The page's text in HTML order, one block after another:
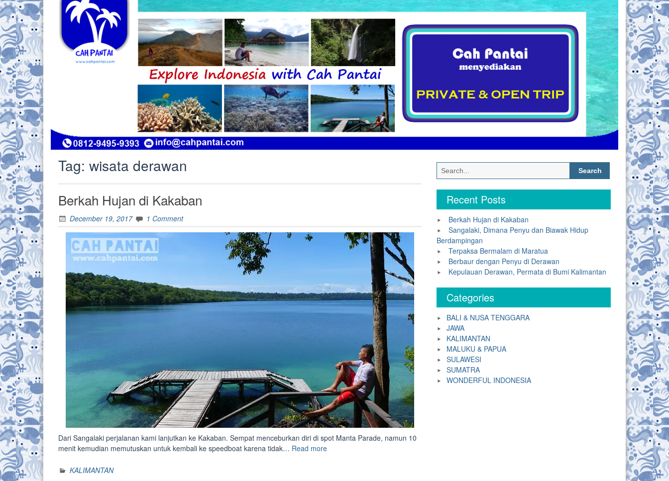
Tag: wisata derawan
Berkah Hujan di Kakaban
December 19, 2017 1 Comment
Dari Sangalaki perjalanan kami lanjutkan ke Kakaban. Sempat menceburkan diri di spot Manta Parade, namun 10
menit kemudian memutuskan untuk kembali ke speedboat karena tidak… Read more“Berkah
KALIMANTAN
Search
for:
Recent Posts
Berkah Hujan di Kakaban
Sangalaki, Dimana Penyu dan Biawak Hidup
Berdampingan
Terpaksa Bermalam di Maratua
Berbaur dengan Penyu di Derawan
Kepulauan Derawan, Permata di Bumi Kalimantan
Categories
BALI & NUSA TENGGARA
JAWA
KALIMANTAN
MALUKU & PAPUA
SULAWESI
SUMATRA
WONDERFUL INDONESIA